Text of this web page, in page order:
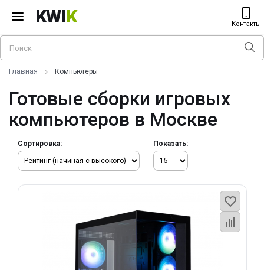
KWIK Контакты
Главная Компьютеры
Готовые сборки игровых
компьютеров в Москве
Сортировка: Показать: